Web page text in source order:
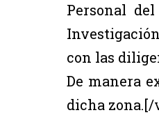
Personal
con las
De manera
dicha